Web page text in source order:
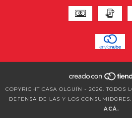
COPYRIGHT CASA OLGUÍN - 2026. TODOS
DEFENSA DE LAS Y LOS
ACÁ.